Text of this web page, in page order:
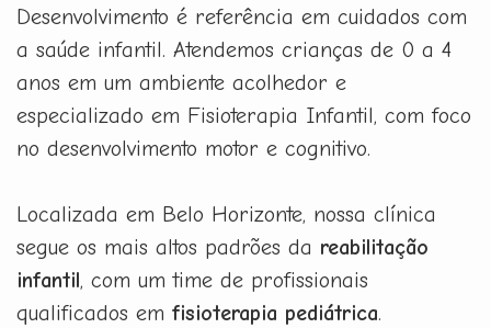
Desenvolvimento é referência em cuidados com
a saúde infantil. Atendemos crianças de 0 a 4
anos em um ambiente acolhedor e
especializado em Fisioterapia Infantil, com foco
no desenvolvimento motor e cognitivo.
Localizada em Belo Horizonte, nossa clínica
segue os mais altos padrões da reabilitação
infantil, com um time de profissionais
qualificados em fisioterapia pediátrica.